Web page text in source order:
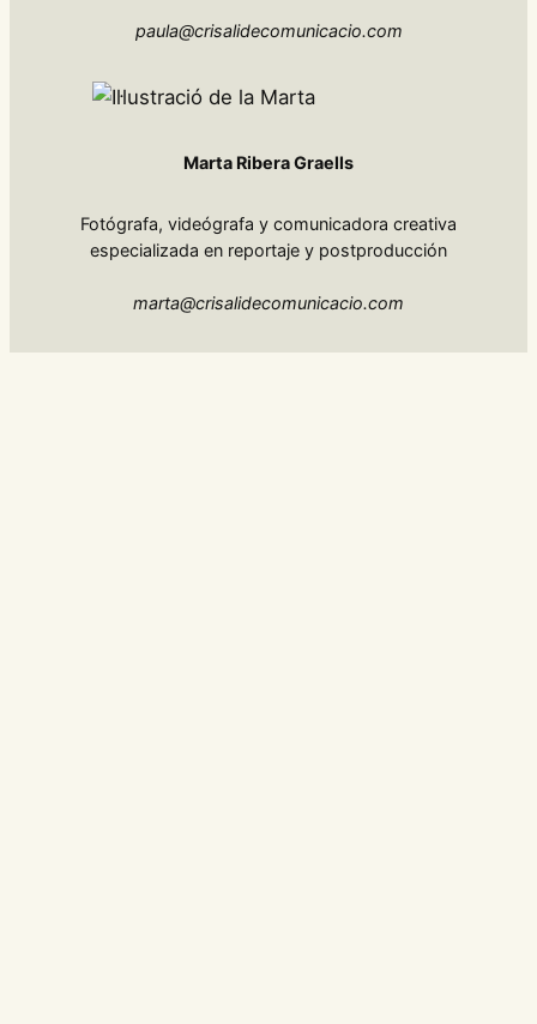
paula@crisalidecomunicacio.com
Marta Ribera Graells
Fotógrafa, videógrafa y comunicadora creativa
especializada en reportaje y postproducción
marta@crisalidecomunicacio.com